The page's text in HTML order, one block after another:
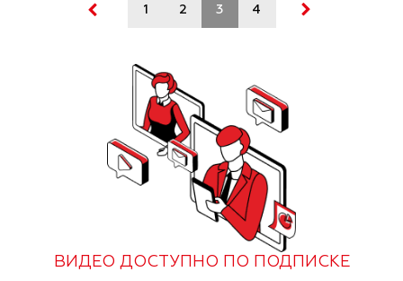
1 2 3 4
ВИДЕО ДОСТУПНО ПО ПОДПИСКЕ